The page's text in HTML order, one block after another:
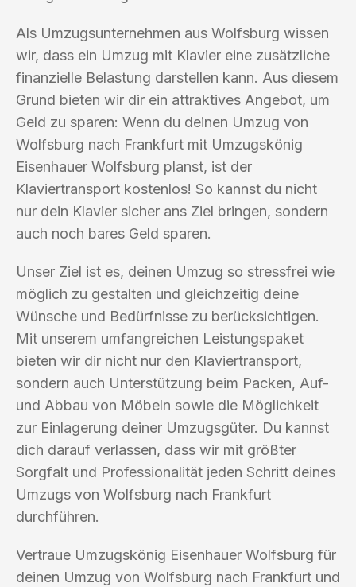
Als Umzugsunternehmen aus Wolfsburg wissen
wir, dass ein Umzug mit Klavier eine zusätzliche
finanzielle Belastung darstellen kann. Aus diesem
Grund bieten wir dir ein attraktives Angebot, um
Geld zu sparen: Wenn du deinen Umzug von
Wolfsburg nach Frankfurt mit Umzugskönig
Eisenhauer Wolfsburg planst, ist der
Klaviertransport kostenlos! So kannst du nicht
nur dein Klavier sicher ans Ziel bringen, sondern
auch noch bares Geld sparen.
Unser Ziel ist es, deinen Umzug so stressfrei wie
möglich zu gestalten und gleichzeitig deine
Wünsche und Bedürfnisse zu berücksichtigen.
Mit unserem umfangreichen Leistungspaket
bieten wir dir nicht nur den Klaviertransport,
sondern auch Unterstützung beim Packen, Auf-
und Abbau von Möbeln sowie die Möglichkeit
zur Einlagerung deiner Umzugsgüter. Du kannst
dich darauf verlassen, dass wir mit größter
Sorgfalt und Professionalität jeden Schritt deines
Umzugs von Wolfsburg nach Frankfurt
durchführen.
Vertraue Umzugskönig Eisenhauer Wolfsburg für
deinen Umzug von Wolfsburg nach Frankfurt und